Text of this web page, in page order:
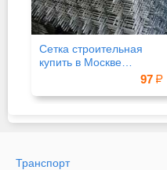
Сетка строительная
купить в Москве
97
Транспорт